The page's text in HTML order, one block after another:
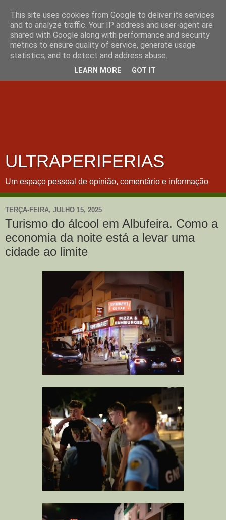
ULTRAPERIFERIAS
Um espaço pessoal de opinião, comentário e informação
TERÇA-FEIRA, JULHO 15, 2025
Turismo do álcool em Albufeira. Como a
economia da noite está a levar uma
cidade ao limite
This site uses cookies from Google to deliver its services
and to analyze traffic. Your IP address and user-agent are
shared with Google along with performance and security
metrics to ensure quality of service, generate usage
statistics, and to detect and address abuse.
LEARN MORE GOT IT